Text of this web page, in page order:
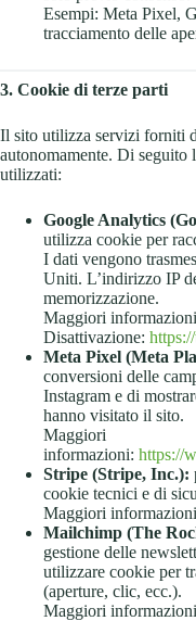
Esempi: Meta Pixel,
tracciamento delle
3. Cookie di terze parti
Il sito utilizza servizi forniti
autonomamente. Di seguito
utilizzati:
Google Analytics
utilizza cookie per
I dati vengono
Uniti. L’indirizzo IP
memorizzazione.
Maggiori
Disattivazione:
Meta Pixel (Meta
conversioni delle
Instagram e di
hanno visitato il sito.
Maggiori
informazioni: https://
Stripe (Stripe, Inc.):
cookie tecnici e di
Maggiori
Mailchimp (The
gestione delle
utilizzare cookie per
(aperture, clic, ecc.).
Maggiori